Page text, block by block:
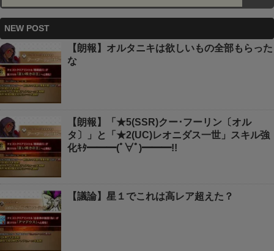
NEW POST
【朗報】オルタニキは欲しいもの全部もらった
な
【朗報】「★5(SSR)クー･フーリン〔オル
タ〕」と「★2(UC)レオニダス一世」スキル強
化ｷﾀ━━━(ﾟ∀ﾟ)━━━!!
【議論】星１でこれは高レア超えた？